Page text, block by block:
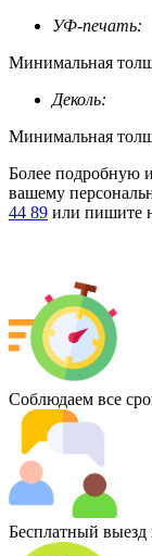
УФ-печать:
Минимальная
Деколь:
Минимальная
Более подробную
вашему
44 89 или пишите
Соблюдаем все
Бесплатный выезд